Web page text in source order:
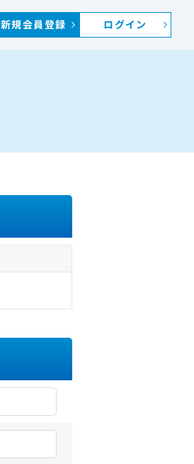
新規会員登録 ログイン